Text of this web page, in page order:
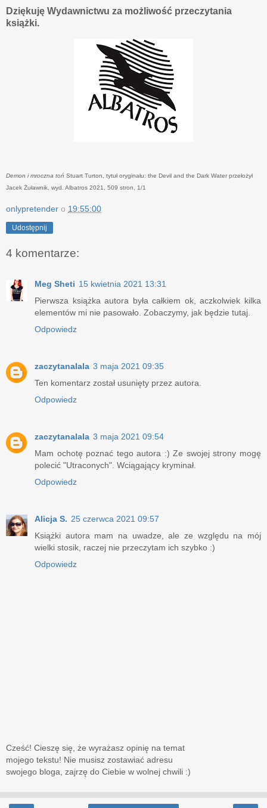
Dziękuję Wydawnictwu za możliwość przeczytania
książki.
Demon i mroczna toń Stuart Turton, tytuł oryginału: the Devil and the Dark Water przełożył
Jacek Żuławnik, wyd. Albatros 2021, 509 stron, 1/1
onlypretender o 19:55:00
Udostępnij
4 komentarze:
Meg Sheti 15 kwietnia 2021 13:31
Pierwsza książka autora była całkiem ok, aczkolwiek kilka
elementów mi nie pasowało. Zobaczymy, jak będzie tutaj.
Odpowiedz
zaczytanalala 3 maja 2021 09:35
Ten komentarz został usunięty przez autora.
Odpowiedz
zaczytanalala 3 maja 2021 09:54
Mam ochotę poznać tego autora :) Ze swojej strony mogę
polecić "Utraconych". Wciągający kryminał.
Odpowiedz
Alicja S. 25 czerwca 2021 09:57
Książki autora mam na uwadze, ale ze względu na mój
wielki stosik, raczej nie przeczytam ich szybko :)
Odpowiedz
Cześć! Cieszę się, że wyrażasz opinię na temat
mojego tekstu! Nie musisz zostawiać adresu
swojego bloga, zajrzę do Ciebie w wolnej chwili :)